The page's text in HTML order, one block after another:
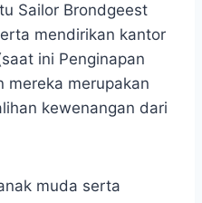
Sailor Brondgeest
mendirikan kantor
ini Penginapan
mereka merupakan
kewenangan dari
muda serta